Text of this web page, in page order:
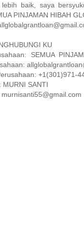
baik, saya
PINJAMAN HIBAH
KU
SEMUA
+1(301)971-
MURNI SANTI